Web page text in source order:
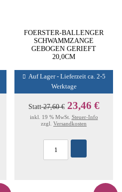
FOERSTER-BALLENGER
SCHWAMMZANGE
GEBOGEN GERIEFT
20,0CM
Auf Lager - Lieferzeit ca. 2-5
Werktage
Statt27,60 € 23,46 €
inkl. 19 % MwSt. Steuer-Info
zzgl. Versandkosten